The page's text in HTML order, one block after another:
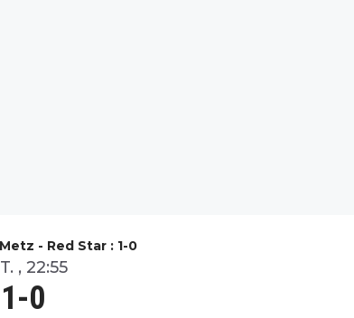
Metz - Red Star : 1-0
0
, 22:55